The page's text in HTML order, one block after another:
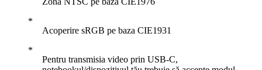
Acoperire sRGB pe baza CIE1931
Pentru transmisia video prin USB-C,